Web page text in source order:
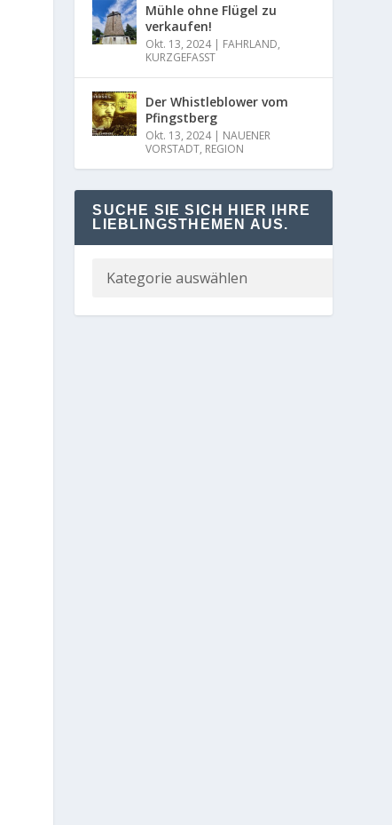
Mühle ohne Flügel zu
verkaufen!
Okt. 13, 2024| FAHRLAND,
KURZGEFASST
Der Whistleblower vom
Pfingstberg
Okt. 13, 2024| NAUENER
VORSTADT, REGION
SUCHE SIE SICH HIER IHRE
LIEBLINGSTHEMEN AUS.